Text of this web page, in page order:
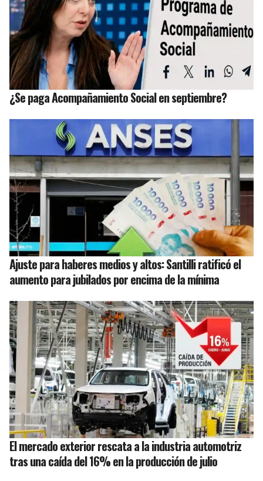
¿Se paga Acompañamiento Social en septiembre?
Ajuste para haberes medios y altos: Santilli ratificó el
aumento para jubilados por encima de la mínima
El mercado exterior rescata a la industria automotriz
tras una caída del 16% en la producción de julio